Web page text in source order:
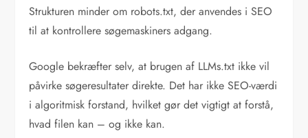
Strukturen minder om robots.txt, der anvendes i SEO
til at kontrollere søgemaskiners adgang.
Google bekræfter selv, at brugen af LLMs.txt ikke vil
påvirke søgeresultater direkte. Det har ikke SEO-værdi
i algoritmisk forstand, hvilket gør det vigtigt at forstå,
hvad filen kan – og ikke kan.